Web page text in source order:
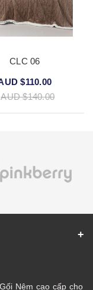
CLC 06
$110.00
AUD $140.00
Nệm cao cấp cho